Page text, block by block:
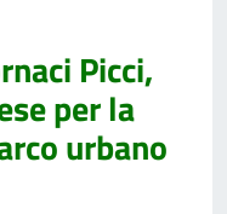
Picci,
per la
urbano